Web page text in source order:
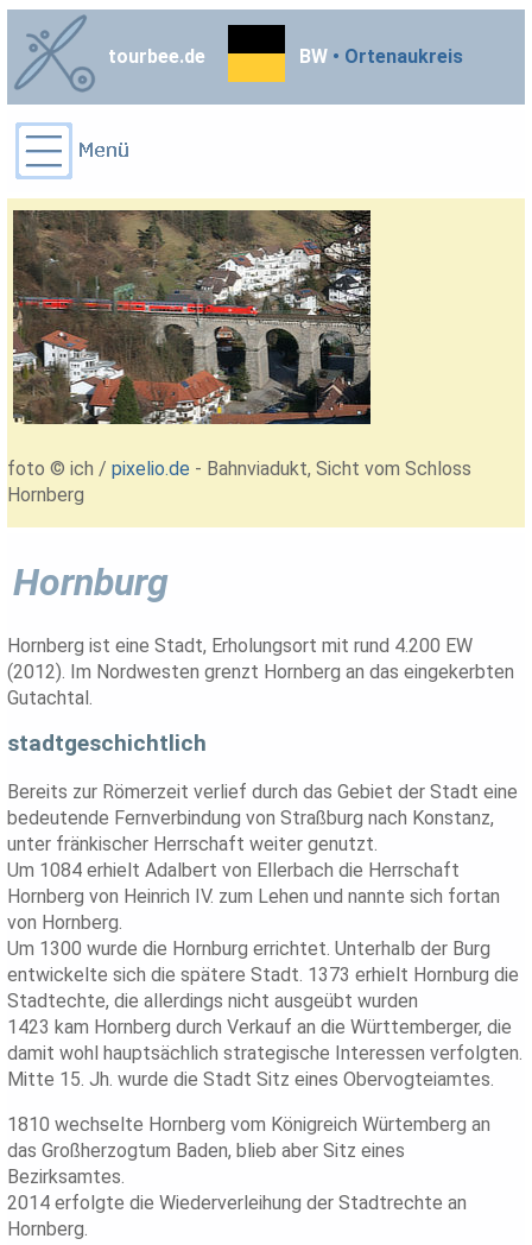
tourbee.de BW • Ortenaukreis
foto © ich /pixelio.de - Bahnviadukt, Sicht vom Schloss
Hornberg
Hornburg
Hornberg ist eine Stadt, Erholungsort mit rund 4.200 EW
(2012). Im Nordwesten grenzt Hornberg an das eingekerbten
Gutachtal.
stadtgeschichtlich
Bereits zur Römerzeit verlief durch das Gebiet der Stadt eine
bedeutende Fernverbindung von Straßburg nach Konstanz,
unter fränkischer Herrschaft weiter genutzt.
Um 1084 erhielt Adalbert von Ellerbach die Herrschaft
Hornberg von Heinrich IV. zum Lehen und nannte sich fortan
von Hornberg.
Um 1300 wurde die Hornburg errichtet. Unterhalb der Burg
entwickelte sich die spätere Stadt. 1373 erhielt Hornburg die
Stadtechte, die allerdings nicht ausgeübt wurden
1423 kam Hornberg durch Verkauf an die Württemberger, die
damit wohl hauptsächlich strategische Interessen verfolgten.
Mitte 15. Jh. wurde die Stadt Sitz eines Obervogteiamtes.
1810 wechselte Hornberg vom Königreich Würtemberg an
das Großherzogtum Baden, blieb aber Sitz eines
Bezirksamtes.
2014 erfolgte die Wiederverleihung der Stadtrechte an
Hornberg.